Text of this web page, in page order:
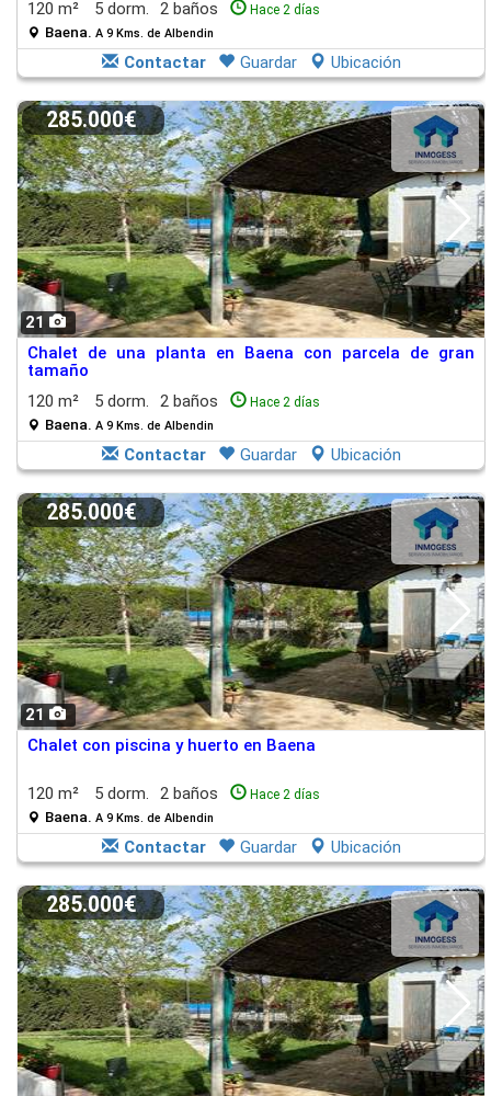
120 m² 5 dorm. 2 baños Hace 2 días
Baena. A 9 Kms. de Albendin
Contactar Guardar Ubicación
21
285.000€
Chalet de una planta en Baena con parcela de gran
tamaño
120 m²
5 dorm. 2 baños Hace 2 días
Baena. A 9 Kms. de Albendin
Contactar Guardar Ubicación
21
285.000€
Chalet con piscina y huerto en Baena
120 m² 5 dorm. 2 baños Hace 2 días
Baena. A 9 Kms. de Albendin
Contactar Guardar Ubicación
285.000€